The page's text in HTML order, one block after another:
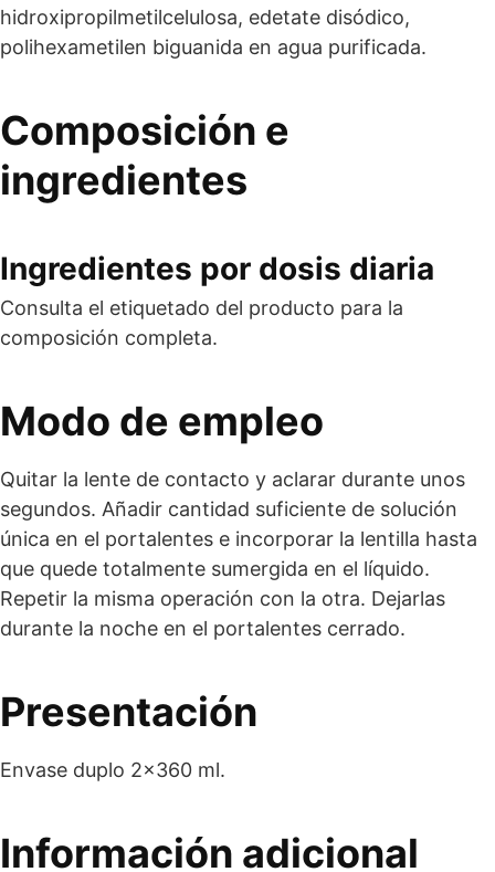
hidroxipropilmetilcelulosa, edetate disódico,
polihexametilen biguanida en agua purificada.
Composición e
ingredientes
Ingredientes por dosis diaria
Consulta el etiquetado del producto para la
composición completa.
Modo de empleo
Quitar la lente de contacto y aclarar durante unos
segundos. Añadir cantidad suficiente de solución
única en el portalentes e incorporar la lentilla hasta
que quede totalmente sumergida en el líquido.
Repetir la misma operación con la otra. Dejarlas
durante la noche en el portalentes cerrado.
Presentación
Envase duplo 2×360 ml.
Información adicional